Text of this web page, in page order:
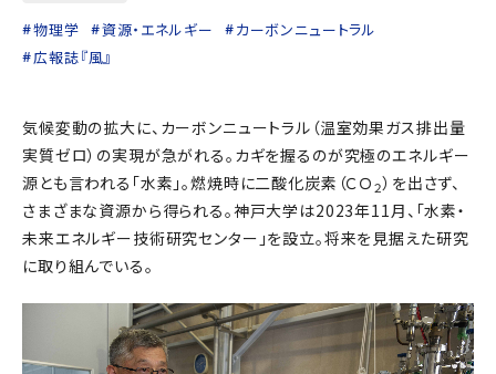
物理学
資源・エネルギー
カーボンニュートラル
広報誌『風』
気候変動の拡大に、カーボンニュートラル（温室効果ガス排出量
実質ゼロ）の実現が急がれる。カギを握るのが究極のエネルギー
源とも言われる「水素」。燃焼時に二酸化炭素（ＣＯ ２）を出さず、
さまざまな資源から得られる。神戸大学は2023年11月、「水素・
未来エネルギー技術研究センター」を設立。将来を見据えた研究
に取り組んでいる。